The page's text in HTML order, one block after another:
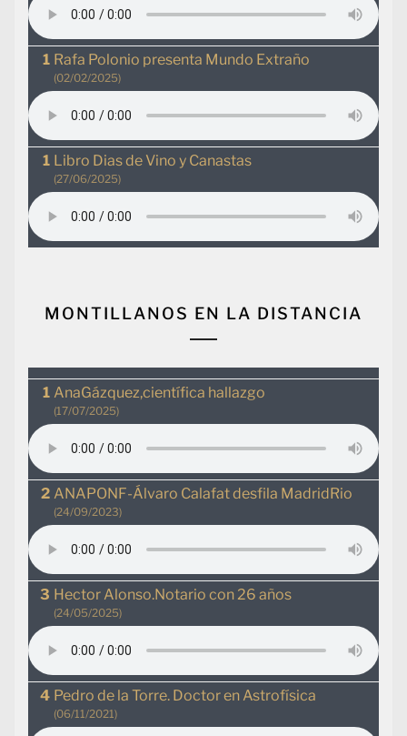
Rafa Polonio presenta Mundo Extraño
(02/02/2025)
Libro Dias de Vino y Canastas
(27/06/2025)
MONTILLANOS EN LA DISTANCIA
AnaGázquez,científica hallazgo
(17/07/2025)
ANAPONF-Álvaro Calafat desfila MadridRio
(24/09/2023)
Hector Alonso.Notario con 26 años
(24/05/2025)
Pedro de la Torre. Doctor en Astrofísica
(06/11/2021)